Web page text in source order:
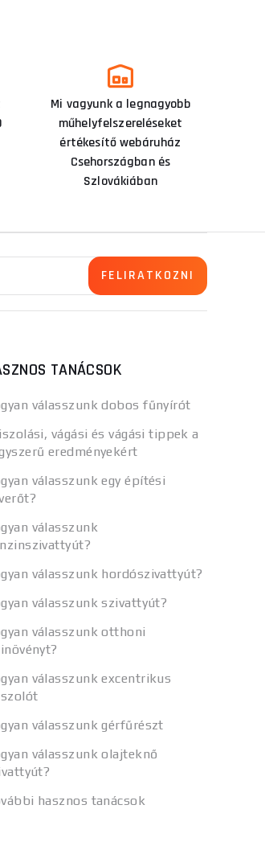
Mi vagyunk a legnagyobb
műhelyfelszereléseket
értékesítő webáruház
Csehországban és
Szlovákiában
TANÁCSOK
válasszunk dobos fűnyírót
vágási és vágási tippek a
eredményekért
válasszunk egy építési
válasszunk
válasszunk hordószivattyút?
válasszunk szivattyút?
válasszunk otthoni
válasszunk excentrikus
válasszunk gérfűrészt
válasszunk olajteknő
hasznos tanácsok